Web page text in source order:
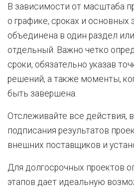
В зависимости от масштаба
о графике, сроках и основных
объединена в один раздел
отдельный. Важно четко
сроки, обязательно указав
решений, а также моменты,
быть завершена.
Отслеживайте все действия,
подписания результатов
внешних поставщиков и
Для долгосрочных проектов
этапов дает идеальную